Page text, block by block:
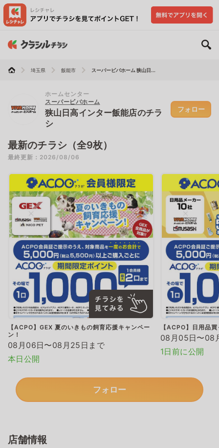
埼玉県 飯能市 スーパービバホーム 狭山日...
ホームセンター
スーパービバホーム
狭山日高インター飯能店のチラ
シ
フォロー
最新のチラシ（全9枚）
最終更新：2026/08/06
【ACPO】GEX 夏のいきもの飼育応援キャンペー
ン！
08月06日〜08月25日まで
本日公開
【ACPO】日用品
08月05日〜08
1日前に公開
フォロー
店舗情報